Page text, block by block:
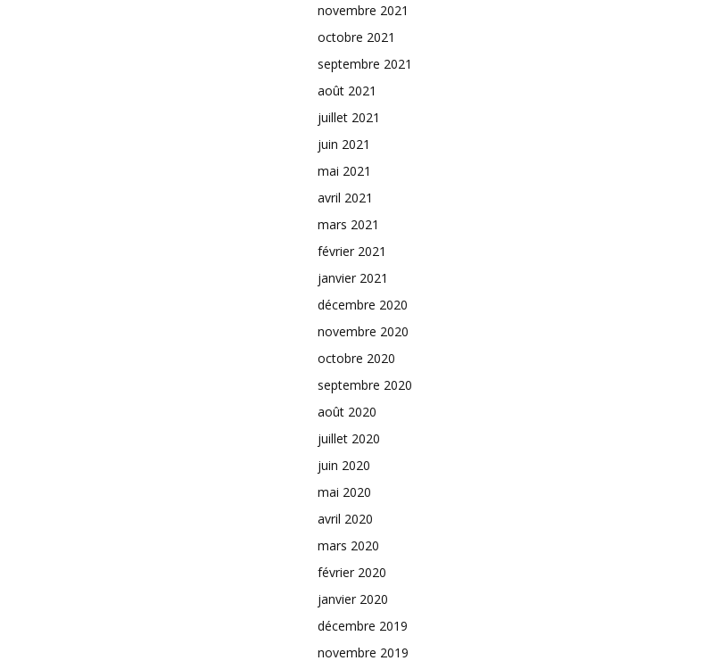
novembre 2021
octobre 2021
septembre 2021
août 2021
juillet 2021
juin 2021
mai 2021
avril 2021
mars 2021
février 2021
janvier 2021
décembre 2020
novembre 2020
octobre 2020
septembre 2020
août 2020
juillet 2020
juin 2020
mai 2020
avril 2020
mars 2020
février 2020
janvier 2020
décembre 2019
novembre 2019